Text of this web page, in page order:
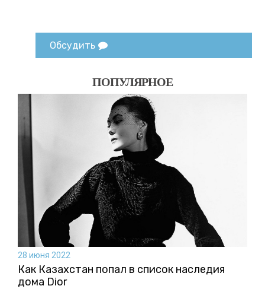
Обсудить
ПОПУЛЯРНОЕ
28 июня 2022
Как Казахстан попал в список наследия
дома Dior